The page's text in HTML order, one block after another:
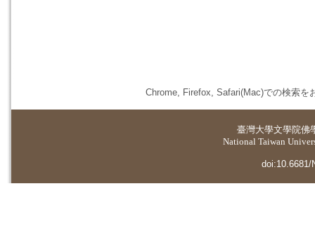
Chrome, Firefox, Safari(Mac)での検索を
臺灣大學文學院佛
National Taiwan
doi:10.6681/